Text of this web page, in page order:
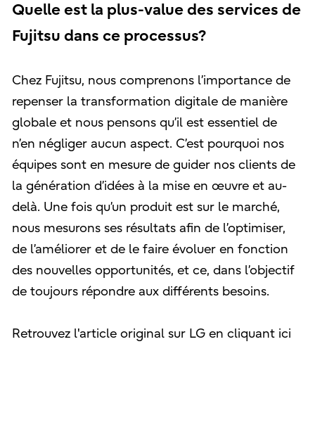
Quelle est la plus-value des services de
Fujitsu dans ce processus?
Chez Fujitsu, nous comprenons l’importance de
repenser la transformation digitale de manière
globale et nous pensons qu’il est essentiel de
n’en négliger aucun aspect. C’est pourquoi nos
équipes sont en mesure de guider nos clients de
la génération d’idées à la mise en œuvre et au-
delà. Une fois qu’un produit est sur le marché,
nous mesurons ses résultats afin de l’optimiser,
de l’améliorer et de le faire évoluer en fonction
des nouvelles opportunités, et ce, dans l’objectif
de toujours répondre aux différents besoins.
Retrouvez l'article original sur LG en cliquant ici